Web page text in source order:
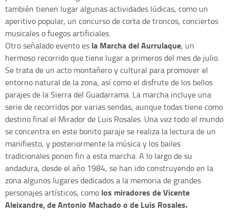
también tienen lugar algunas actividades lúdicas, como un
aperitivo popular, un concurso de corta de troncos, conciertos
musicales o fuegos artificiales.
Otro señalado evento es la Marcha del Aurrulaque, un
hermoso recorrido que tiene lugar a primeros del mes de julio.
Se trata de un acto montañero y cultural para promover el
entorno natural de la zona, así como el disfrute de los bellos
parajes de la Sierra del Guadarrama. La marcha incluye una
serie de recorridos por varias sendas, aunque todas tiene como
destino final el Mirador de Luis Rosales. Una vez todo el mundo
se concentra en este bonito paraje se realiza la lectura de un
manifiesto, y posteriormente la música y los bailes
tradicionales ponen fin a esta marcha. A lo largo de su
andadura, desde el año 1984, se han ido construyendo en la
zona algunos lugares dedicados a la memoria de grandes
personajes artísticos, como los miradores de Vicente
Aleixandre, de Antonio Machado o de Luis Rosales.